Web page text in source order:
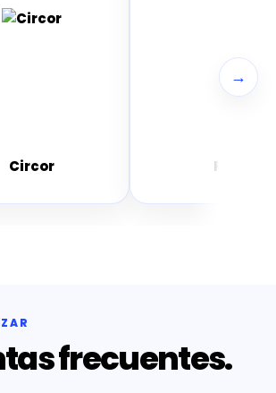
Circor RTK
→
frecuentes.